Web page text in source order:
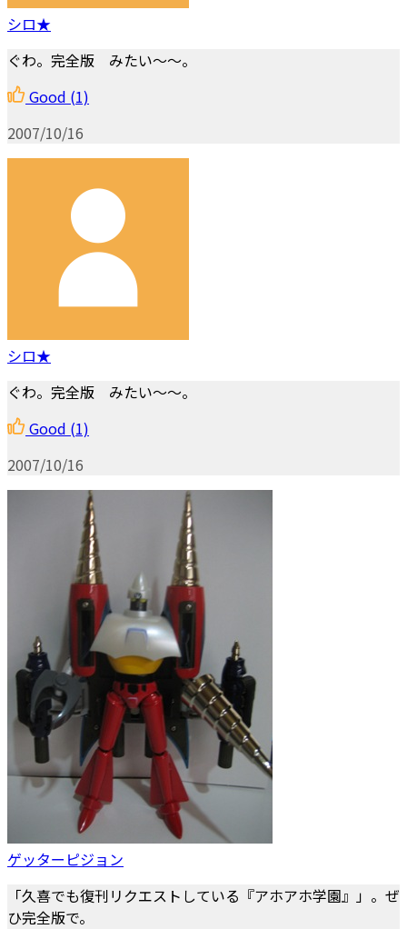
シロ★
ぐわ。完全版 みたい～～。
Good (1)
2007/10/16
シロ★
ぐわ。完全版 みたい～～。
Good (1)
2007/10/16
ゲッターピジョン
「久喜でも復刊リクエストしている『アホアホ学園』」。ぜ
ひ完全版で。